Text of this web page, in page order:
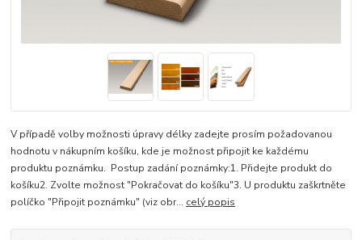
V případě volby možnosti úpravy délky zadejte prosím požadovanou
hodnotu v nákupním košíku, kde je možnost připojit ke každému
produktu poznámku. Postup zadání poznámky:1. Přidejte produkt do
košíku2. Zvolte možnost "Pokračovat do košíku"3. U produktu zaškrtněte
políčko "Připojit poznámku" (viz obr... celý popis